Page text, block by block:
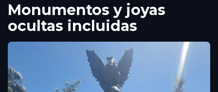
Monumentos y joyas
ocultas incluidas